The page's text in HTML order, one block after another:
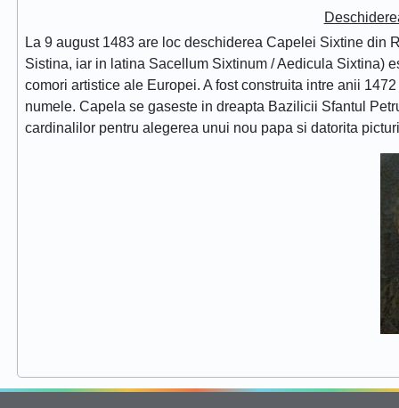
La 9 august 1483 are loc deschiderea Capelei Sixtine
Sistina, iar in latina Sacellum Sixtinum / Aedicula Sixtina)
comori artistice ale Europei. A fost construita intre anii
numele. Capela se gaseste in dreapta Bazilicii Sfantul
cardinalilor pentru alegerea unui nou papa si datorita